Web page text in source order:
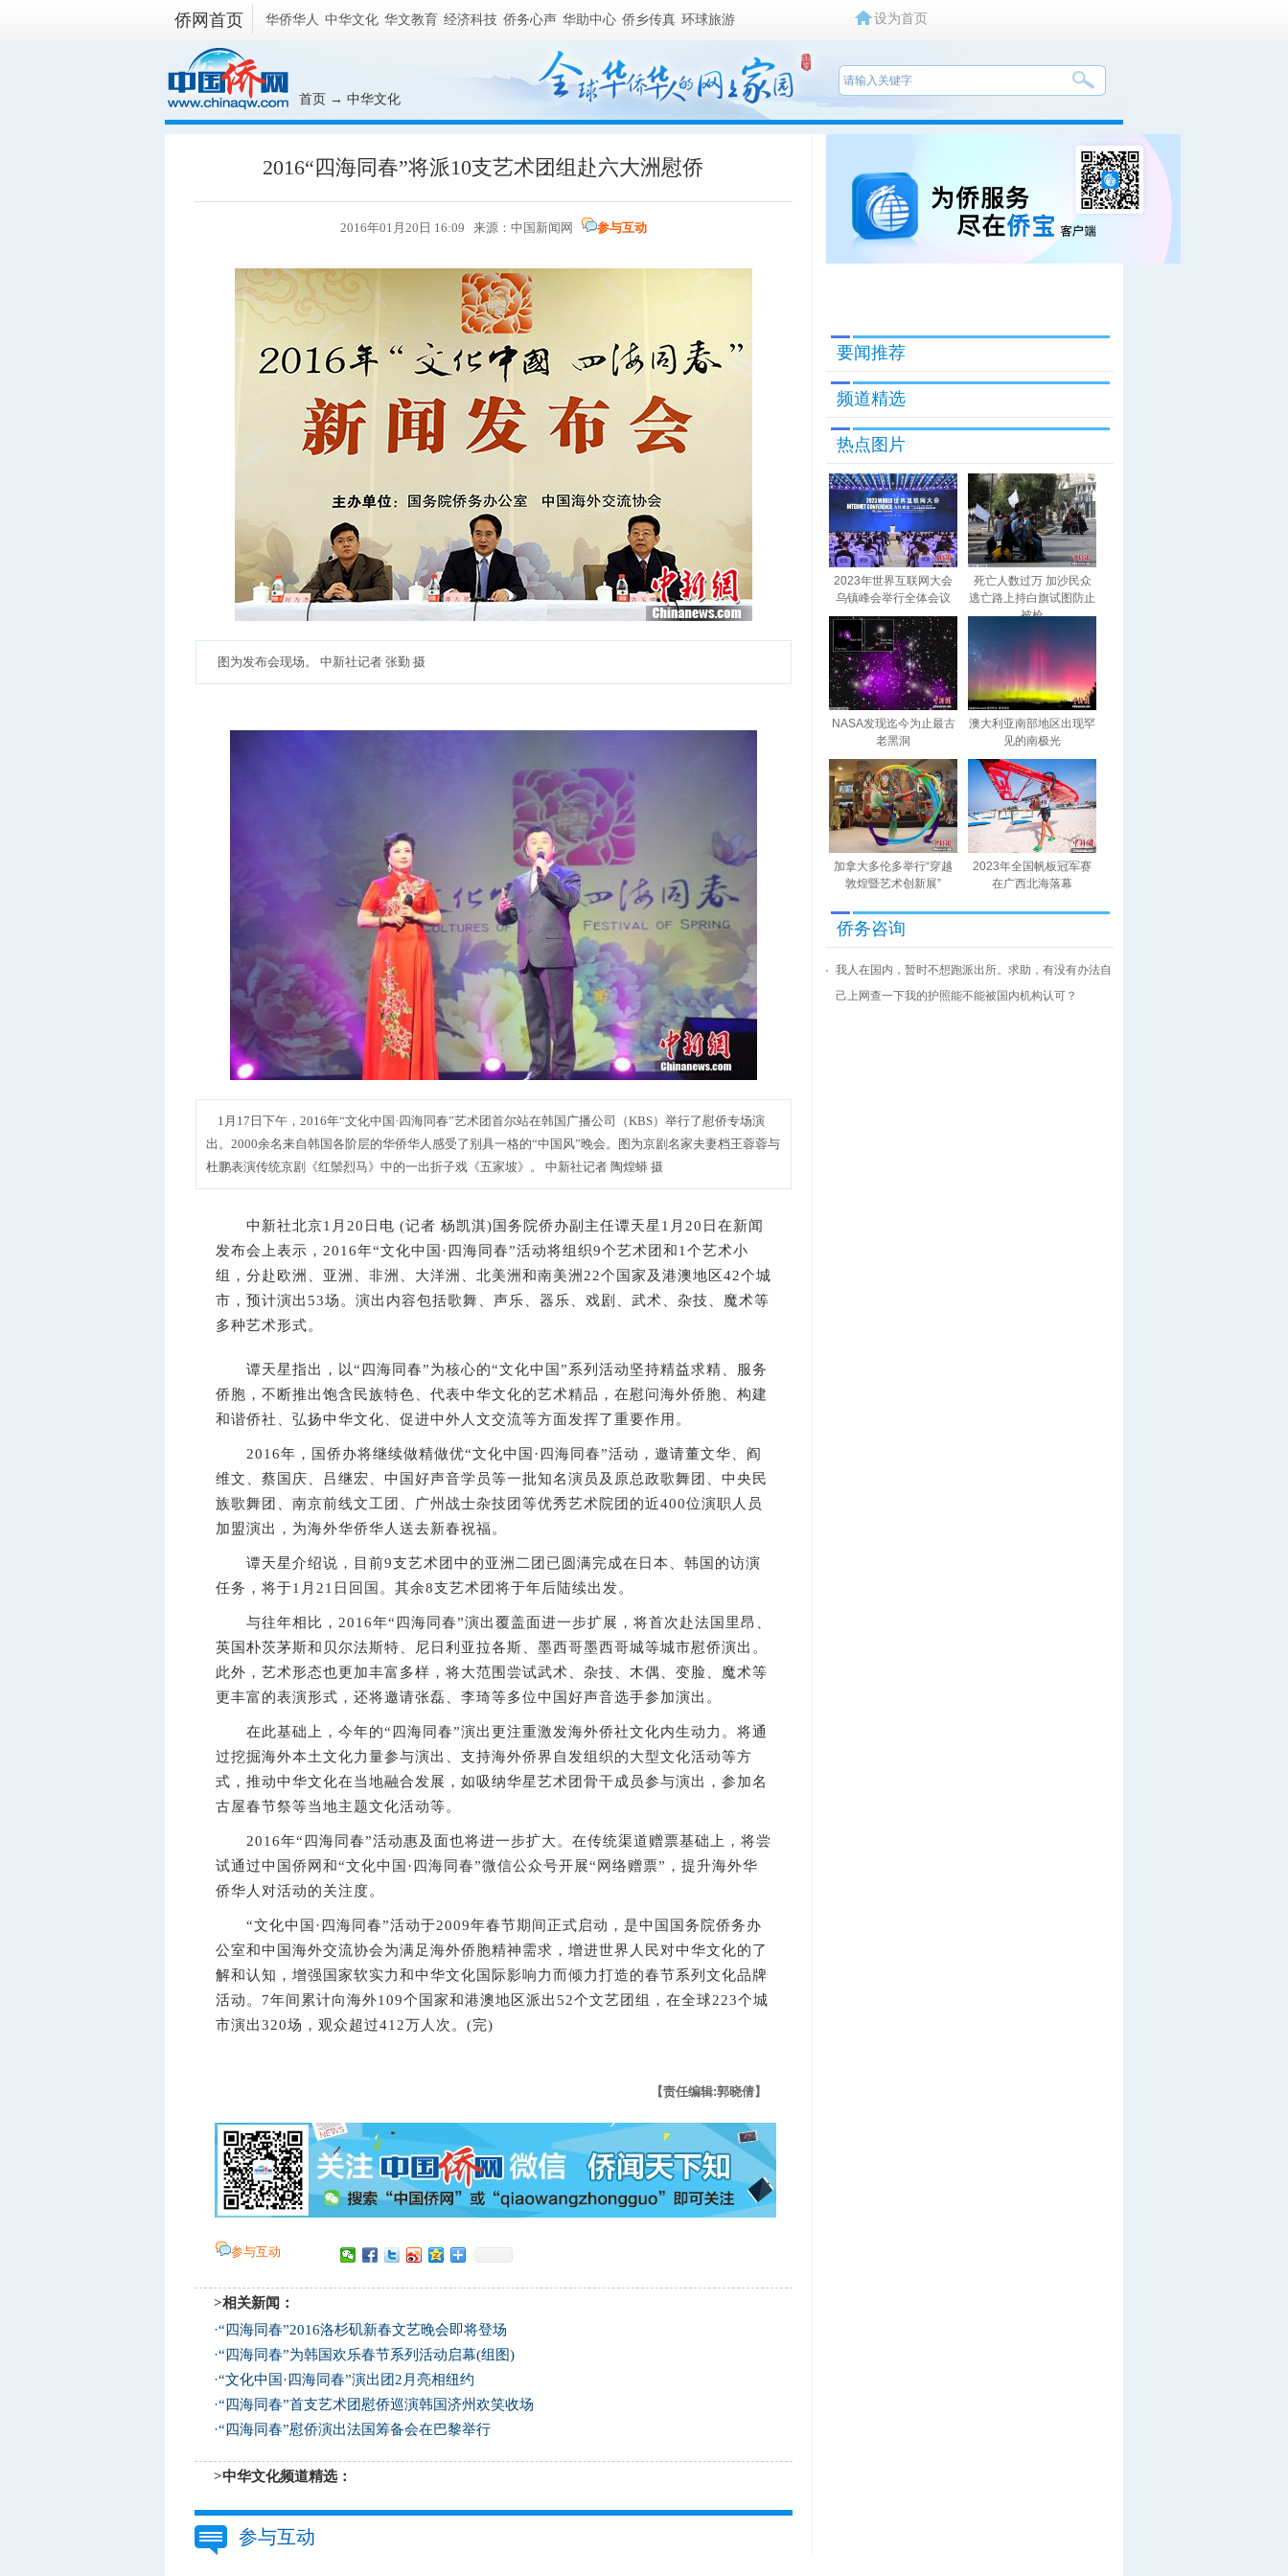
侨网首页 华侨华人 中华文化 华文教育 经济科技 侨务心声 华助中心 侨乡传真 环球旅游 设为首页
首页 → 中华文化
2016“四海同春”将派10支艺术团组赴六大洲慰侨
2016年01月20日 16:09 来源： 中国新闻网 参与互动
图为发布会现场。 中新社记者 张勤 摄
1月17日下午，2016年“文化中国·四海同春”艺术团首尔站在韩国广播公司（KBS）举行了慰侨专场演
出。2000余名来自韩国各阶层的华侨华人感受了别具一格的“中国风”晚会。图为京剧名家夫妻档王蓉蓉与
杜鹏表演传统京剧《红鬃烈马》中的一出折子戏《五家坡》。 中新社记者 陶煌蟒 摄
中新社北京1月20日电 (记者 杨凯淇)国务院侨办副主任谭天星1月20日在新闻
发布会上表示，2016年“文化中国·四海同春”活动将组织9个艺术团和1个艺术小
组，分赴欧洲、亚洲、非洲、大洋洲、北美洲和南美洲22个国家及港澳地区42个城
市，预计演出53场。演出内容包括歌舞、声乐、器乐、戏剧、武术、杂技、魔术等
多种艺术形式。
谭天星指出，以“四海同春”为核心的“文化中国”系列活动坚持精益求精、服务
侨胞，不断推出饱含民族特色、代表中华文化的艺术精品，在慰问海外侨胞、构建
和谐侨社、弘扬中华文化、促进中外人文交流等方面发挥了重要作用。
2016年，国侨办将继续做精做优“文化中国·四海同春”活动，邀请董文华、阎
维文、蔡国庆、吕继宏、中国好声音学员等一批知名演员及原总政歌舞团、中央民
族歌舞团、南京前线文工团、广州战士杂技团等优秀艺术院团的近400位演职人员
加盟演出，为海外华侨华人送去新春祝福。
谭天星介绍说，目前9支艺术团中的亚洲二团已圆满完成在日本、韩国的访演
任务，将于1月21日回国。其余8支艺术团将于年后陆续出发。
与往年相比，2016年“四海同春”演出覆盖面进一步扩展，将首次赴法国里昂、
英国朴茨茅斯和贝尔法斯特、尼日利亚拉各斯、墨西哥墨西哥城等城市慰侨演出。
此外，艺术形态也更加丰富多样，将大范围尝试武术、杂技、木偶、变脸、魔术等
更丰富的表演形式，还将邀请张磊、李琦等多位中国好声音选手参加演出。
在此基础上，今年的“四海同春”演出更注重激发海外侨社文化内生动力。将通
过挖掘海外本土文化力量参与演出、支持海外侨界自发组织的大型文化活动等方
式，推动中华文化在当地融合发展，如吸纳华星艺术团骨干成员参与演出，参加名
古屋春节祭等当地主题文化活动等。
2016年“四海同春”活动惠及面也将进一步扩大。在传统渠道赠票基础上，将尝
试通过中国侨网和“文化中国·四海同春”微信公众号开展“网络赠票”，提升海外华
侨华人对活动的关注度。
“文化中国·四海同春”活动于2009年春节期间正式启动，是中国国务院侨务办
公室和中国海外交流协会为满足海外侨胞精神需求，增进世界人民对中华文化的了
解和认知，增强国家软实力和中华文化国际影响力而倾力打造的春节系列文化品牌
活动。7年间累计向海外109个国家和港澳地区派出52个文艺团组，在全球223个城
市演出320场，观众超过412万人次。(完)
【责任编辑:郭晓倩】
参与互动
>相关新闻：
·“四海同春”2016洛杉矶新春文艺晚会即将登场
·“四海同春”为韩国欢乐春节系列活动启幕(组图)
·“文化中国·四海同春”演出团2月亮相纽约
·“四海同春”首支艺术团慰侨巡演韩国济州欢笑收场
·“四海同春”慰侨演出法国筹备会在巴黎举行
>中华文化频道精选：
参与互动
要闻推荐
频道精选
热点图片
2023年世界互联网大会
乌镇峰会举行全体会议
死亡人数过万 加沙民众
逃亡路上持白旗试图防止
被枪
NASA发现迄今为止最古
老黑洞
澳大利亚南部地区出现罕
见的南极光
加拿大多伦多举行“穿越
敦煌暨艺术创新展”
2023年全国帆板冠军赛
在广西北海落幕
侨务咨询
我人在国内，暂时不想跑派出所。求助，有没有办法自
己上网查一下我的护照能不能被国内机构认可？